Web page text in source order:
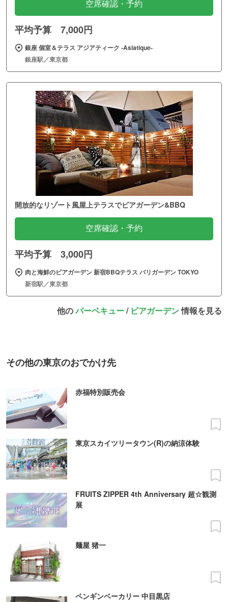
空席確認・予約
平均予算 7,000円
銀座 個室＆テラス アジアティーク ‐Asiatique‐
銀座駅／東京都
開放的なリゾート風屋上テラスでビアガーデン&BBQ
空席確認・予約
平均予算 3,000円
肉と海鮮のビアガーデン 新宿BBQテラス バリガーデン TOKYO
新宿駅／東京都
他のバーベキュー/ ビアガーデン情報を見る
その他の東京のおでかけ先
赤福特別販売会
東京スカイツリータウン(R)の納涼体験
FRUITS ZIPPER 4th Anniversary 超☆観測
展
麺屋 猪一
ペンギンベーカリー 中目黒店